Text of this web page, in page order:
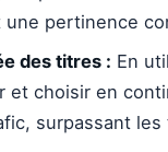
pertinence
des titres : En
et choisir en
surpassant